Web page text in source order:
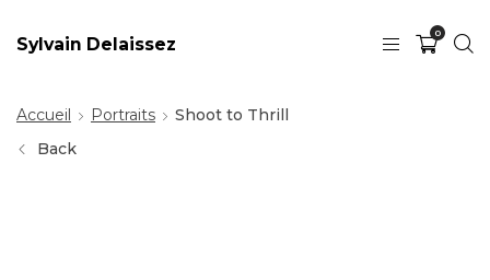
Sylvain Delaissez
0
Accueil Portraits
Shoot to Thrill
Back